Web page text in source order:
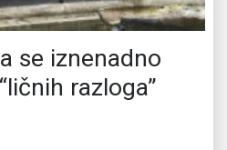
se iznenadno
razloga”